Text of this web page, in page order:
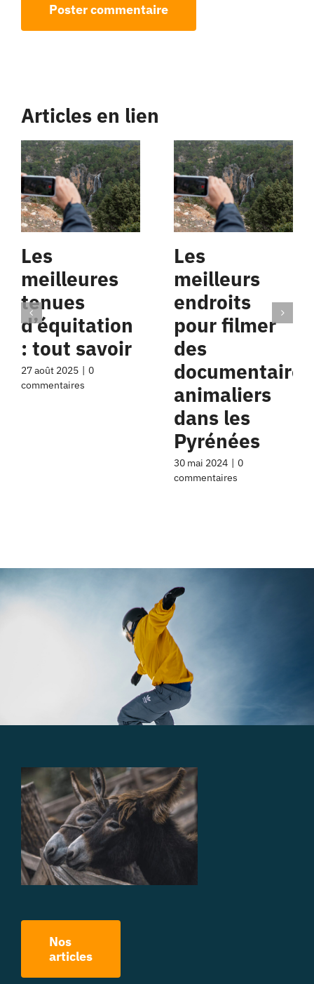
Articles en lien
Les
meilleures
tenues
d’équitation
: tout savoir
27 août 2025 | 0
commentaires
Les
meilleurs
endroits
pour filmer
des
documentaires
animaliers
dans les
Pyrénées
30 mai 2024 | 0
commentaires
Nos
articles